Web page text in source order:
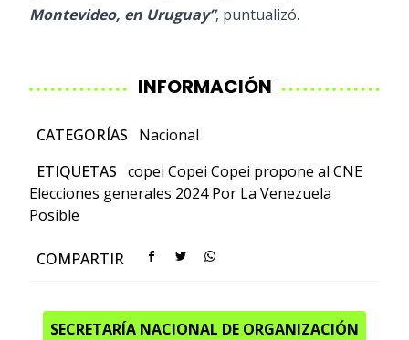
Montevideo, en Uruguay”, puntualizó.
INFORMACIÓN
CATEGORÍAS
Nacional
ETIQUETAS copei Copei Copei propone al CNE
Elecciones generales 2024 Por La Venezuela
Posible
COMPARTIR
SECRETARÍA NACIONAL DE ORGANIZACIÓN